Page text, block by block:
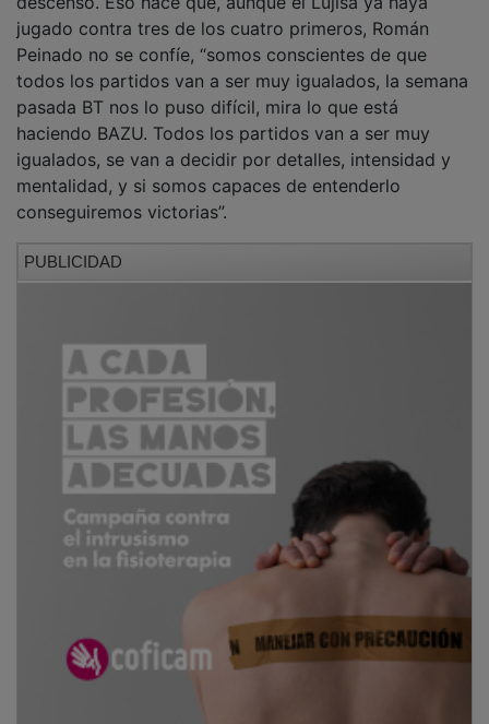
jugado contra tres de los cuatro primeros, Román
Peinado no se confíe, “somos conscientes de que
todos los partidos van a ser muy igualados, la semana
pasada BT nos lo puso difícil, mira lo que está
haciendo BAZU. Todos los partidos van a ser muy
igualados, se van a decidir por detalles, intensidad y
mentalidad, y si somos capaces de entenderlo
conseguiremos victorias”.